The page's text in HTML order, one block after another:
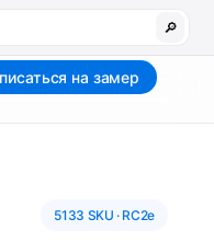
🔎
на замер
5133 SKU · RC2e